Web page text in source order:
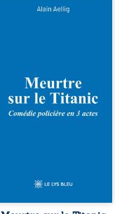
Et si le naufrage
en 1912, un
meurtre est
commis. Le drame
disparaît avec le
tard, la
l’épave fait